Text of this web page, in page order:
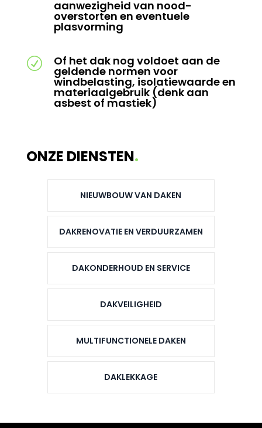
aanwezigheid van nood-
overstorten en eventuele
plasvorming
R Of het dak nog voldoet aan de
geldende normen voor
windbelasting, isolatiewaarde en
materiaalgebruik (denk aan
asbest of mastiek)
ONZE DIENSTEN.
NIEUWBOUW VAN DAKEN
DAKRENOVATIE EN VERDUURZAMEN
DAKONDERHOUD EN SERVICE
DAKVEILIGHEID
MULTIFUNCTIONELE DAKEN
DAKLEKKAGE